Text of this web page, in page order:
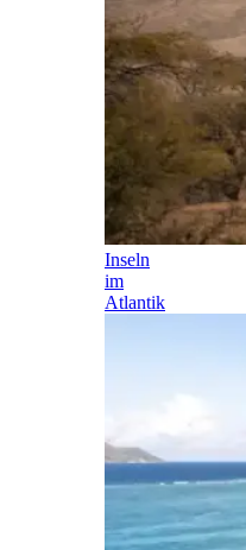
Inseln
im
Atlantik